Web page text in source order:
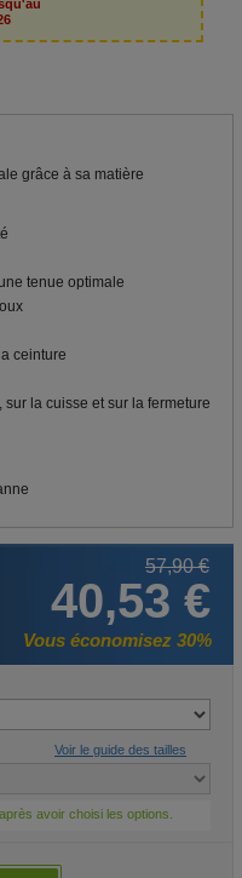
grâce à sa matière
tenue optimale
ceinture
la cuisse et sur la fermeture
57,90 €
40,53 €
Vous économisez 30%
Voir le guide des tailles
avoir choisi les options.